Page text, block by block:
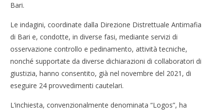
Bari.
Le indagini, coordinate dalla Direzione Distrettuale Antimafia
di Bari e, condotte, in diverse fasi, mediante servizi di
osservazione controllo e pedinamento, attività tecniche,
nonché supportate da diverse dichiarazioni di collaboratori di
giustizia, hanno consentito, già nel novembre del 2021, di
eseguire 24 provvedimenti cautelari.
L’inchiesta, convenzionalmente denominata “Logos”, ha